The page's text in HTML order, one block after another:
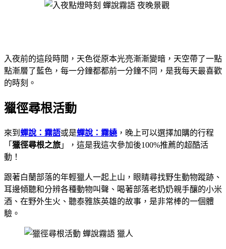
入夜前的這段時間，天色從原本光亮漸漸變暗，天空帶了一點
點漸層了藍色，每一分鐘都都前一分鐘不同，是我每天最喜歡
的時刻。
獵徑尋根活動
來到 蟬說：霧語或是蟬說：霧繞 ，晚上可以選擇加購的行程
「 獵徑尋根之旅 」，這是我這次參加後100%推薦的超酷活
動！
跟著白蘭部落的年輕獵人一起上山，眼睛尋找野生動物蹤跡、
耳邊傾聽和分辨各種動物叫聲、喝著部落老奶奶親手釀的小米
酒、在野外生火、聽泰雅族英雄的故事，是非常棒的一個體
驗。